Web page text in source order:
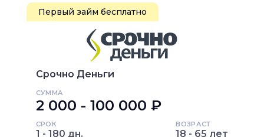
Первый займ бесплатно
Срочно Деньги
СУММА
2 000 - 100 000 ₽
СРОК
1 - 180 дн.
ВОЗРАСТ
18 - 65 лет